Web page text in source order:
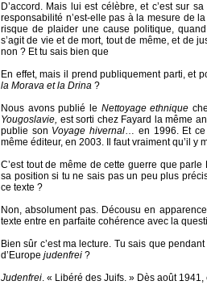
D’accord. Mais lui est célèbre, et c’est sur
responsabilité n’est-elle pas à la mesure de
risque de plaider une cause politique,
s’agit de vie et de mort, tout de même, et de
non ? Et tu sais bien que
En effet, mais il prend publiquement parti, et
la Morava et la Drina ?
Nous avons publié le Nettoyage ethnique
Yougoslavie, est sorti chez Fayard la même
publie son Voyage hivernal… en 1996. Et
même éditeur, en 2003. Il faut vraiment qu’il
C’est tout de même de cette guerre que
sa position si tu ne sais pas un peu plus
ce texte ?
Non, absolument pas. Décousu en
texte entre en parfaite cohérence avec la
Bien sûr c’est ma lecture. Tu sais que
d’Europe judenfrei ?
Judenfrei. « Libéré des Juifs. » Dès août